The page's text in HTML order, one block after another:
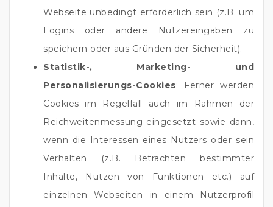
Webseite unbedingt erforderlich sein (z.B. um
Logins oder andere Nutzereingaben zu
speichern oder aus Gründen der Sicherheit).
Statistik-, Marketing- und
Personalisierungs-Cookies: Ferner werden
Cookies im Regelfall auch im Rahmen der
Reichweitenmessung eingesetzt sowie dann,
wenn die Interessen eines Nutzers oder sein
Verhalten (z.B. Betrachten bestimmter
Inhalte, Nutzen von Funktionen etc.) auf
einzelnen Webseiten in einem Nutzerprofil